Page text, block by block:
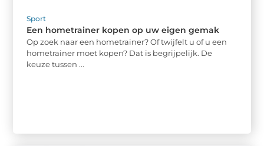
Sport
Een hometrainer kopen op uw eigen gemak
Op zoek naar een hometrainer? Of twijfelt u of u een
hometrainer moet kopen? Dat is begrijpelijk. De
keuze tussen ...